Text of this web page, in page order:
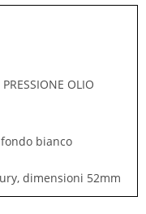
OLIO
bianco
dimensioni 52mm